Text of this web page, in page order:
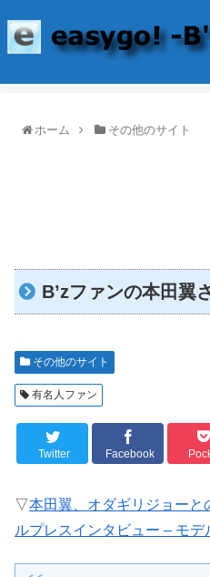
ホーム その他のサイト
B’zファンの本田翼
その他のサイト
有名人ファン
Twitter Facebook
▽本田翼、オダギリジョー
ルプレスインタビュー – モデ